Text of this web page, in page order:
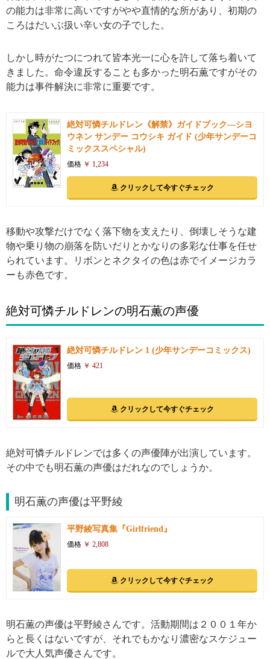
の能力は非常に高いですがやや直情的な所があり、初期の
ころはだいぶ扱い辛い女の子でした。
しかし時がたつにつれて皆本光一に心を許して落ち着いて
きました。命令違反することも多かった明石薫ですがその
能力は事件解決に非常に重要です。
絶対可憐チルドレン《解禁》ガイドブック―シヨ
ウネン サンデー コウシキ ガイド (少年サンデーコ
ミックススペシャル)
価格 ￥ 1,234
クリックして今すぐチェック
移動や攻撃だけでなく落下物を支えたり、倒壊しそうな建
物や乗り物の崩落を防いだりとかなりの多彩な仕事を任せ
られています。リボンとネクタイの色は赤でイメージカラ
ーも赤色です。
絶対可憐チルドレンの明石薫の声優
絶対可憐チルドレン 1 (少年サンデーコミックス)
価格 ￥ 421
クリックして今すぐチェック
絶対可憐チルドレンでは多くの声優陣が出演しています。
その中でも明石薫の声優はだれなのでしょうか。
明石薫の声優は平野綾
平野綾写真集『Girlfriend』
価格 ￥ 2,808
クリックして今すぐチェック
明石薫の声優は平野綾さんです。活動期間は２００１年か
らと長くはないですが、それでもかなり濃密なスケジュー
ルで大人気声優さんです。